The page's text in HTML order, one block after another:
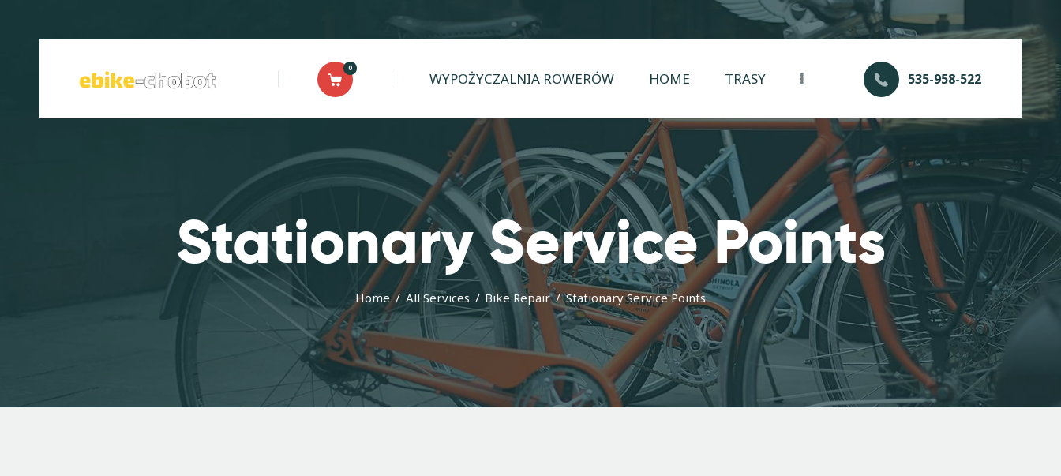
0
WYPOŻYCZALNIA ROWERÓW HOME TRASY 535-958-522
Stationary Service Points
Home All Services Bike Repair Stationary Service Points
WYPOŻYCZALNIA
ROWERÓW
HOME
TRASY
KONTAKT
GALERIA
BLOG